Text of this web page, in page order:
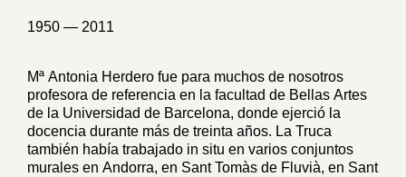
1950 — 2011
Mª Antonia Herdero fue para muchos de nosotros
profesora de referencia en la facultad de Bellas Artes
de la Universidad de Barcelona, donde ejerció la
docencia durante más de treinta años. La Truca
también había trabajado in situ en varios conjuntos
murales en Andorra, en Sant Tomàs de Fluvià, en Sant